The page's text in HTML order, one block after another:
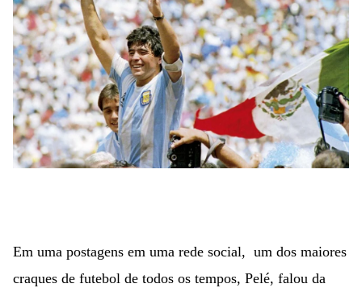
Em uma postagens em uma rede social, um dos maiores
craques de futebol de todos os tempos, Pelé, falou da